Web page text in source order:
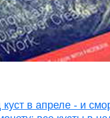
в апреле - и